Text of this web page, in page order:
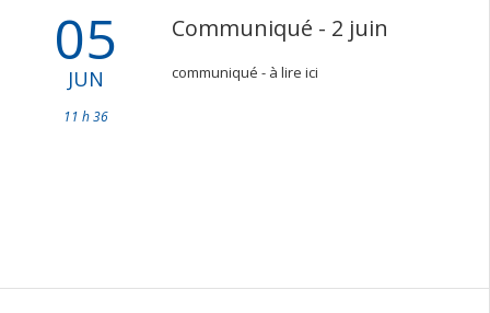
05
JUN
11 h 36
Communiqué - 2 juin
communiqué - à lire ici